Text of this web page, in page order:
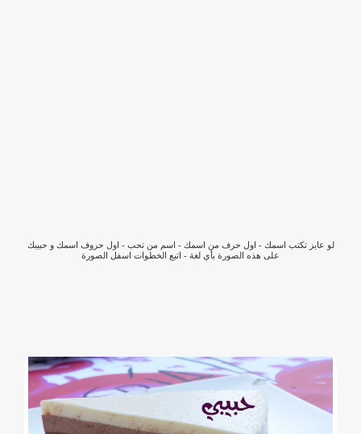
لو عايز تكتب اسمك - اول حرف من اسمك - اسم من تحب - اول حروف اسمك و حبيبك
على هذه الصورة بأي لغة - اتبع الخطوات اسفل الصورة